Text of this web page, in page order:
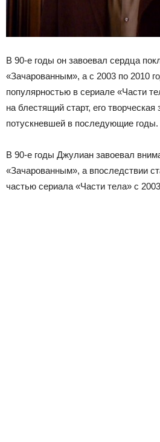
В 90-е годы он завоевал сердца
«Зачарованным», а с 2003 по 2010
популярностью в сериале «Части
на блестящий старт, его творческая
потускневшей в последующие годы.
В 90-е годы Джулиан завоевал
«Зачарованным», а впоследствии
частью сериала «Части тела» с